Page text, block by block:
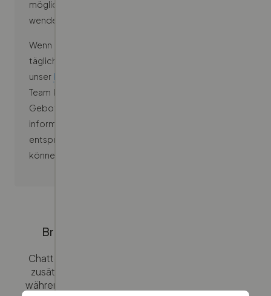
möglicherweise bereits überprüft. In diesem Fall
wende dich bitte an unser
Wenn dein Fahrzeug bereits in einer unserer
täglichen Online-Auktionen ist, solltest du
unser Kundenservice-Team.
Team kann dann potenzielle Käufer, die bereits ein
Gebot auf dein Fahrzeug abgegeben haben,
informieren, damit sie ihre Angebote
entsprechend anpassen oder zurückziehen
können.
Brauchst du weitere Unterstützung?
Chatte rund um die Uhr mit uns – und wenn du
zusätzliche Hilfe benötigst, verbinden wir dich
während der Geschäftszeiten mit dem richtigen